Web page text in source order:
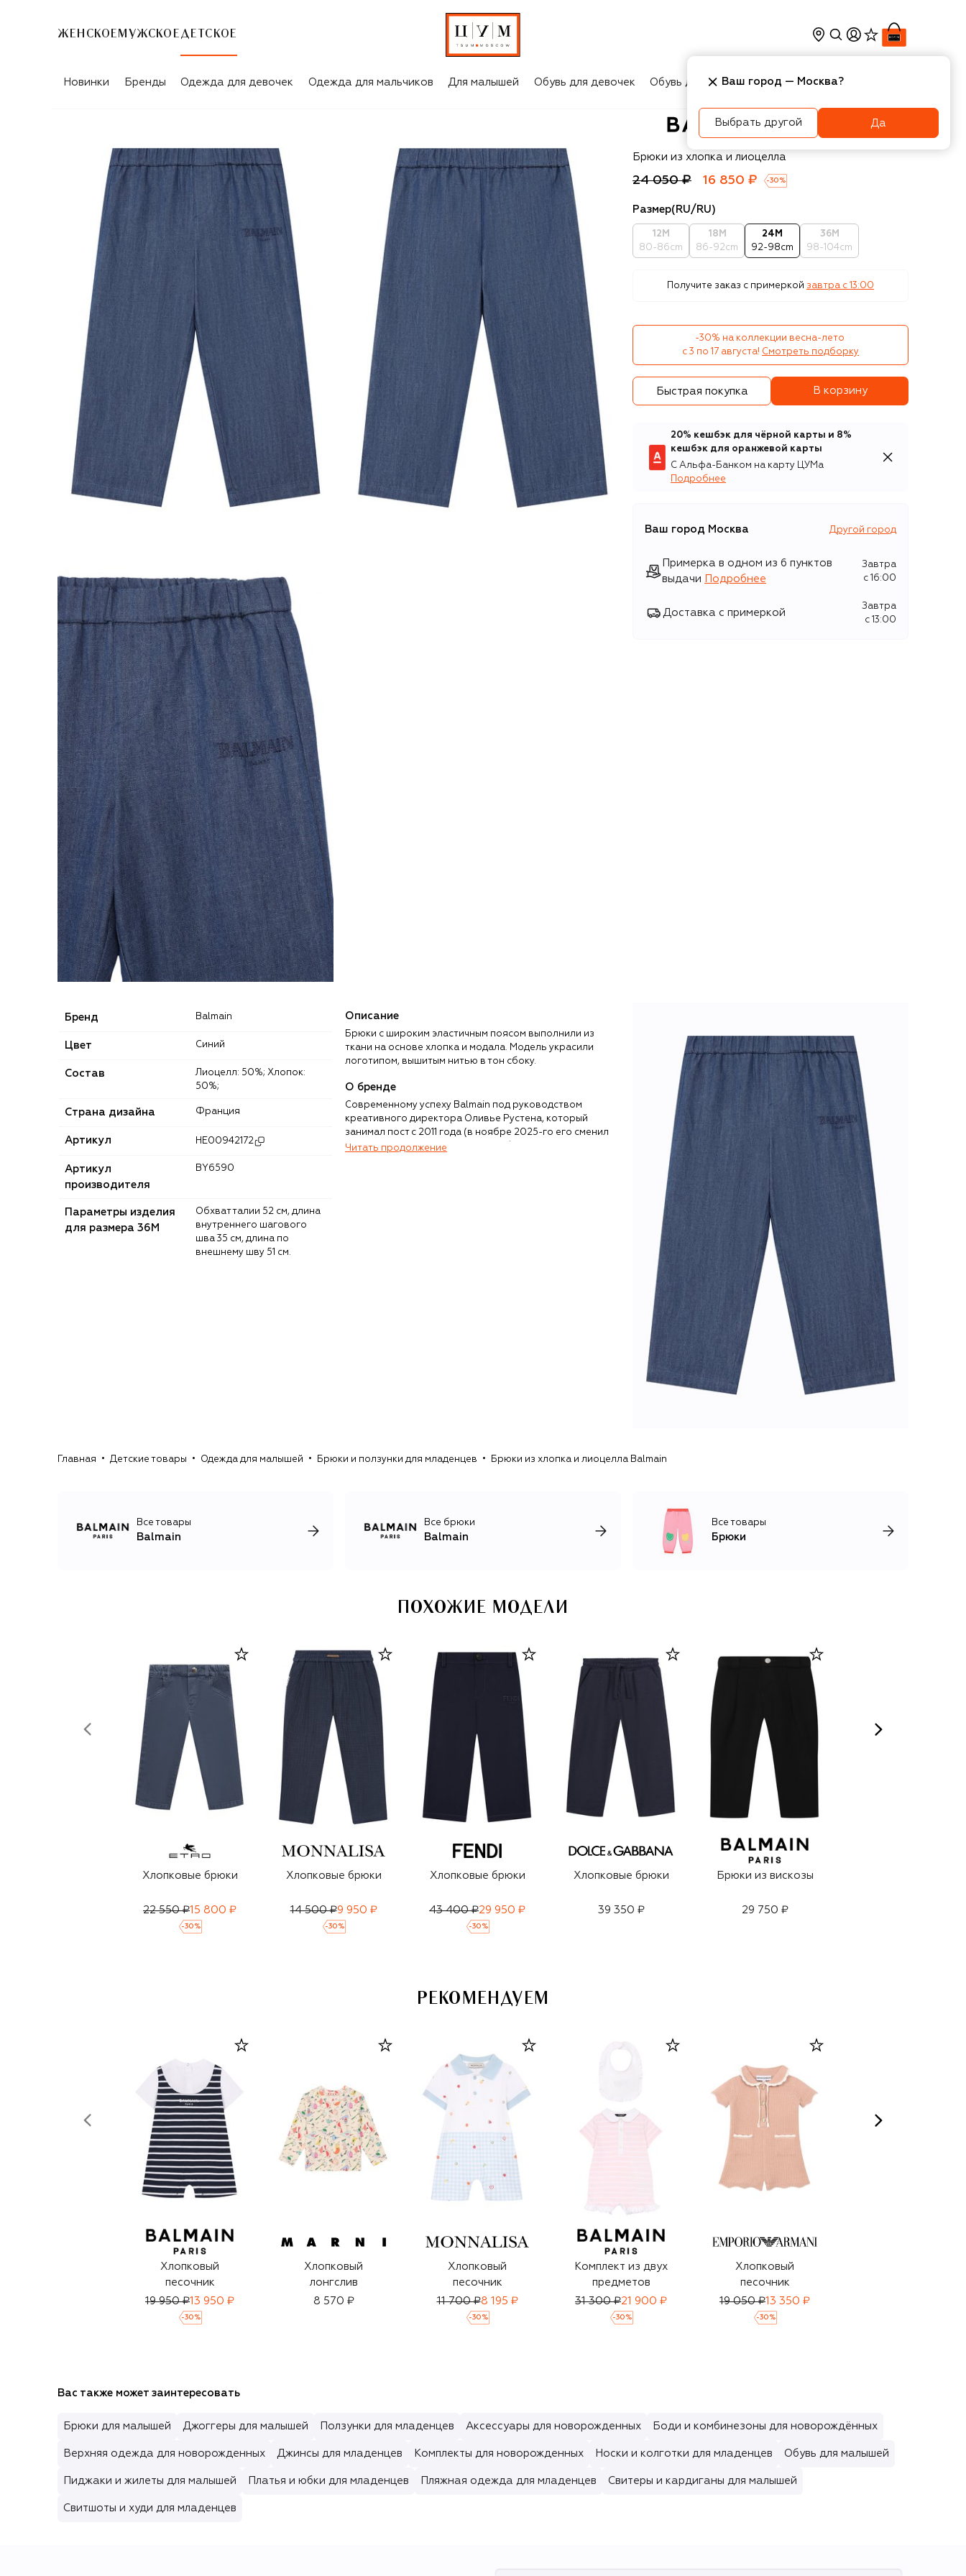
ЖЕНСКОЕ МУЖСКОЕ ДЕТСКОЕ
Новинки Бренды Одежда для девочек Одежда для мальчиков Для малышей Обувь для девочек Обувь для мальчиков Игрушки Аксесcуары
Balmain
Брюки из хлопка и лиоцелла
24 050 ₽ 16 850 ₽ -30 %
Размер(RU/RU)
12M
80-86cm
18M
86-92cm
24M
92-98cm
36M
98-104cm
Получите заказ с примеркой завтра c 13:00
-30% на коллекции весна-лето
с 3 по 17 августа! Смотреть подборку
Быстрая покупка В корзину
20% кешбэк для чёрной карты и 8%
кешбэк для оранжевой карты
С Альфа-Банком на карту ЦУМа
Подробнее
Ваш город Москва Другой город
Примерка в одном из 6 пунктов
выдачи
Подробнее
Завтра
c 16:00
Доставка с примеркой
Завтра
c 13:00
Бренд Balmain
Цвет Синий
Состав
Лиоцелл: 50%; Хлопок:
50%;
Страна дизайна Франция
Артикул HE00942172
Артикул
производителя
BY6590
Параметры изделия
для размера 36M
Обхват талии 52 см, длина
внутреннего шагового
шва 35 см, длина по
внешнему шву 51 см.
Описание
Брюки с широким эластичным поясом выполнили из
ткани на основе хлопка и модала. Модель украсили
логотипом, вышитым нитью в тон сбоку.
О бренде
Современному успеху Balmain под руководством
креативного директора Оливье Рустена, который
занимал пост с 2011 года (в ноябре 2025-го его сменил
Антонин Трон), предшествовали больше 60 лет
отличаются скульптурными силуэтами и
Читать продолжение
Главная Детские товары Одежда для малышей Брюки и ползунки для младенцев Брюки из хлопка и лиоцелла Balmain
Все товары
Balmain
Все брюки
Balmain
Все товары
Брюки
ПОХОЖИЕ МОДЕЛИ
Хлопковые брюки
22 550 ₽15 800 ₽
-30 %
Хлопковые брюки
14 500 ₽9 950 ₽
-30 %
Хлопковые брюки
43 400 ₽29 950 ₽
-30 %
Хлопковые брюки
39 350 ₽
Брюки из вискозы
29 750 ₽
РЕКОМЕНДУЕМ
Хлопковый
песочник
19 950 ₽13 950 ₽
-30 %
Хлопковый
лонгслив
8 570 ₽
Хлопковый
песочник
11 700 ₽8 195 ₽
-30 %
Комплект из двух
предметов
31 300 ₽21 900 ₽
-30 %
Хлопковый
песочник
19 050 ₽13 350 ₽
-30 %
Вас также может заинтересовать
Брюки для малышей Джоггеры для малышей Ползунки для младенцев Аксессуары для новорожденных Боди и комбинезоны для новорождённых
Верхняя одежда для новорожденных Джинсы для младенцев Комплекты для новорожденных Носки и колготки для младенцев Обувь для малышей
Пиджаки и жилеты для малышей Платья и юбки для младенцев Пляжная одежда для младенцев Свитеры и кардиганы для малышей
Свитшоты и худи для младенцев
Ваш город — Москва?
Выбрать другой Да